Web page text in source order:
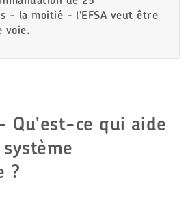
- la moitié - l'EFSA veut être
voie.
Qu'est-ce qui aide
?